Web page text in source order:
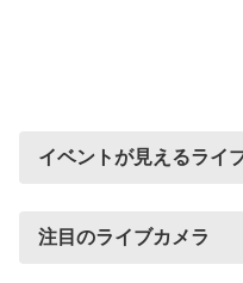
イベントが見えるライ
注目のライブカメラ